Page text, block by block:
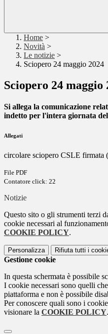
Home >
Novità >
Le notizie >
Sciopero 24 maggio 2024
Sciopero 24 maggio
Si allega la comunicazione
indetto per l'intera giornata del
Allegati
circolare sciopero CSLE firmata
File PDF
Contatore click: 22
Notizie
Questo sito o gli strumenti terzi
cookie necessari al
COOKIE POLICY.
Personalizza Rifiuta tutti i
Gestione cookie
In questa schermata è possibile
I cookie necessari sono quelli
piattaforma e non è possibile
Per conoscere quali sono i
visionare la COOKIE POLICY.